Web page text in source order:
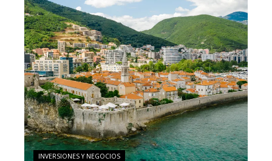
INVERSIONES Y NEGOCIOS